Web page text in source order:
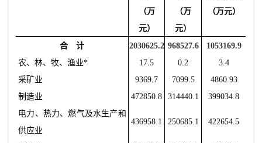
（万
元）
（万
元）
（万元）
合 计 2030625.2 968527.6
1053169.9
农、林、牧、渔业* 17.5 0.2
3.4
采矿业
9369.7 7099.5
4860.93
制造业
472850.8 314440.1 399034.8
电力、热力、燃气及水生产和
供应业
436958.1 250685.1 422654.5